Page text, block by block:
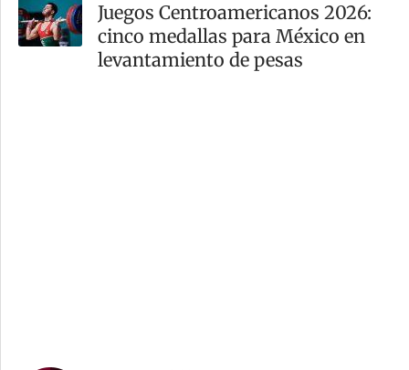
Juegos Centroamericanos 2026:
cinco medallas para México en
levantamiento de pesas